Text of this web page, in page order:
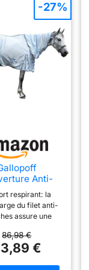
et simple.
Anti-
pour
Mailles
Bleu 140 cm
respirant: la
du filet anti-
assure une
dissipation de la
permettant aux
86,98 €
€
-27%